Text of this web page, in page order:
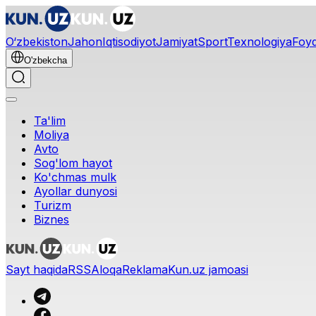
O‘zbekistonJahonIqtisodiyotJamiyatSportTexnologiya
O'zbekcha
Ta'lim
Moliya
Avto
Sog'lom hayot
Ko'chmas mulk
Ayollar dunyosi
Turizm
Biznes
Sayt haqidaRSSAloqaReklamaKun.uz jamoasi